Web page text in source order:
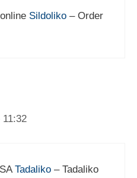
Sildoliko – Order
11:32
Tadaliko – Tadaliko